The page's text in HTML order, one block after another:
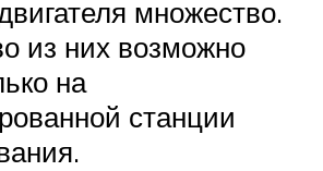
множество.
из них возможно
на
станции